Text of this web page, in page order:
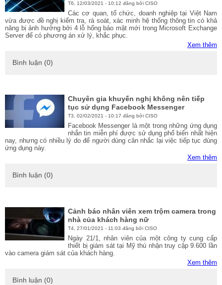
T6, 12/03/2021 - 10:12 đăng bởi CISO
Các cơ quan, tổ chức, doanh nghiệp tại Việt Nam
vừa được đề nghị kiểm tra, rà soát, xác minh hệ thống thông tin có khả
năng bị ảnh hưởng bởi 4 lỗ hổng bảo mật mới trong Microsoft Exchange
Server để có phương án xử lý, khắc phục.
Xem thêm
Bình luận (0)
Chuyên gia khuyến nghị không nên tiếp
tục sử dụng Facebook Messenger
T3, 02/02/2021 - 10:17 đăng bởi CISO
Facebook Messenger là một trong những ứng dụng
nhắn tin miễn phí được sử dụng phổ biến nhất hiện
nay, nhưng có nhiều lý do để người dùng cân nhắc lại việc tiếp tục dùng
ứng dụng này.
Xem thêm
Bình luận (0)
Cảnh báo nhân viên xem trộm camera trong
nhà của khách hàng nữ
T4, 27/01/2021 - 11:03 đăng bởi CISO
Ngày 21/1, nhân viên của một công ty cung cấp
thiết bị giám sát tại Mỹ thú nhận truy cập 9.600 lần
vào camera giám sát của khách hàng.
Xem thêm
Bình luận (0)